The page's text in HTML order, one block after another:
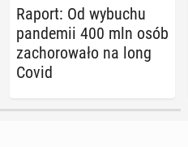
Raport: Od wybuchu
pan­de­mii 400 mln osób
za­cho­ro­wa­ło na long
Covid